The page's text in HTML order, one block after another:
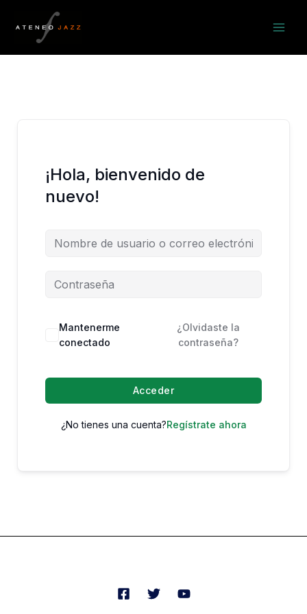
contenido
¡Hola, bienvenido de
nuevo!
Mantenerme
conectado
¿Olvidaste la
contraseña?
Acceder
¿No tienes una cuenta?Regístrate ahora